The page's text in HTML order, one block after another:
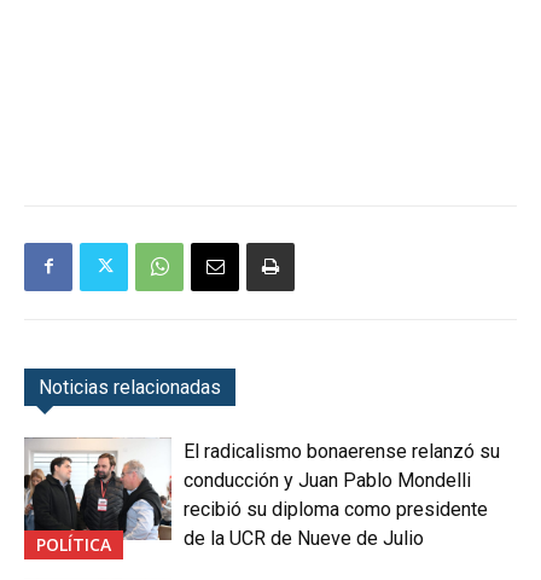
Noticias relacionadas
POLÍTICA
El radicalismo bonaerense relanzó su
conducción y Juan Pablo Mondelli
recibió su diploma como presidente
de la UCR de Nueve de Julio